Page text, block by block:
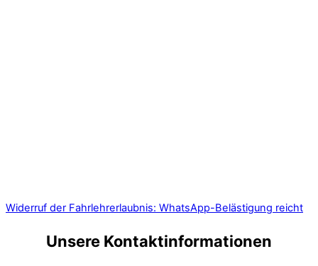
Widerruf der Fahrlehrerlaubnis: WhatsApp-Belästigung reicht
Unsere Kontaktinformationen